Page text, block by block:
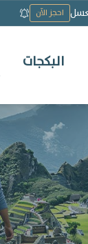
احجز الآن
البكجات